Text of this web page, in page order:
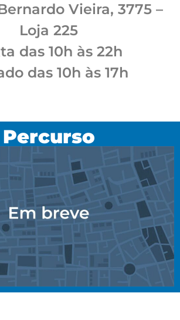
Vieira, 3775 –
Loja 225
das 10h às 22h
das 10h às 17h
Percurso